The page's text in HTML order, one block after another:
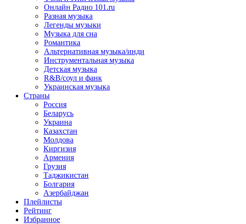
Онлайн Радио 101.ru
Разная музыка
Легенды музыки
Музыка для сна
Романтика
Альтернативная музыка/инди
Инструментальная музыка
Детская музыка
R&B/cоул и фанк
Украинская музыка
Страны
Россия
Беларусь
Украина
Казахстан
Молдова
Киргизия
Армения
Грузия
Таджикистан
Болгария
Азербайджан
Плейлисты
Рейтинг
Избранное